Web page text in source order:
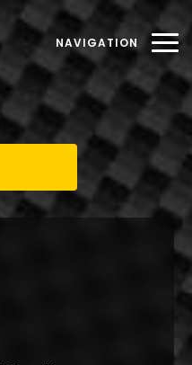
NAVIGATION